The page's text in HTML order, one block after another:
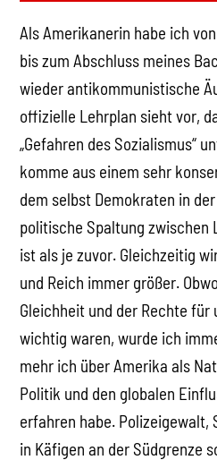
Als Amerikanerin habe ich
bis zum Abschluss meines
wieder antikommunistische
offizielle Lehrplan sieht vor,
„Gefahren des Sozialismus“
komme aus einem sehr
dem selbst Demokraten in
politische Spaltung zwischen
ist als je zuvor. Gleichzeitig
und Reich immer größer.
Gleichheit und der Rechte
wichtig waren, wurde ich
mehr ich über Amerika als
Politik und den globalen
erfahren habe. Polizeigewalt,
in Käfigen an der Südgrenze